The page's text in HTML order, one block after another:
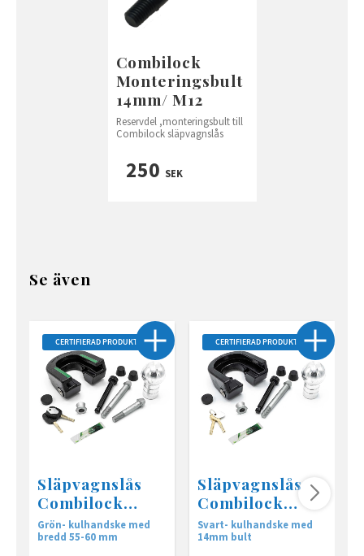
Combilock
Monteringsbult
14mm/ M12
Reservdel ,monteringsbult till
Combilock släpvagnslås
250 SEK
Se även
Släpvagnslås
Combilock
Grön 60mm
Grön- kulhandske med
bredd 55-60 mm
CERTIFIERAD PRODUKT
Släpvagnslås
Combilock
Svart 77,5mm
M14
Svart- kulhandske med
14mm bult
CERTIFIERAD PRODUKT